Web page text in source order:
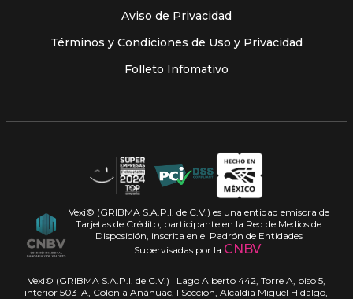
Aviso de Privacidad
Términos y Condiciones de Uso y Privacidad
Folleto Infomativo
Vexi© (GRIBMA S.A.P.I. de C.V.) | Lago Alberto 442, Torre A, piso 5,
interior 503-A, Colonia Anáhuac, I Sección, Alcaldía Miguel Hidalgo,
Vexi© (GRIBMA S.A.P.I. de C.V.) es una entidad emisora de
Tarjetas de Crédito, participante en la Red de Medios de
Disposición, inscrita en el Padrón de Entidades
Supervisadas por la CNBV